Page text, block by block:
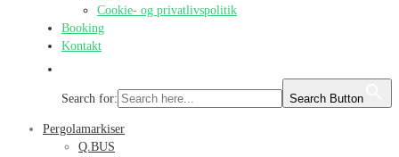
Cookie- og privatlivspolitik
Booking
Kontakt
Search for: Search Button
Pergolamarkiser
Q.BUS